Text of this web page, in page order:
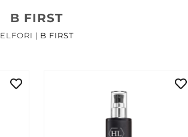
B FIRST
ELFORI | B FIRST